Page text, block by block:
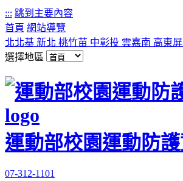
::: 跳到主要內容
首頁 網站導覽
北北基 新北 桃竹苗 中彰投 雲嘉南 高東屏
選擇地區
運動部校園運動防
07-312-1101